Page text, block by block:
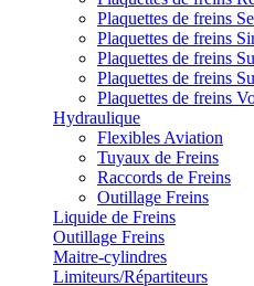
Plaquettes de freins
Plaquettes de freins
Plaquettes de freins
Plaquettes de freins
Plaquettes de freins
Hydraulique
Flexibles Aviation
Tuyaux de Freins
Raccords de Freins
Outillage Freins
Liquide de Freins
Outillage Freins
Maitre-cylindres
Limiteurs/Répartiteurs